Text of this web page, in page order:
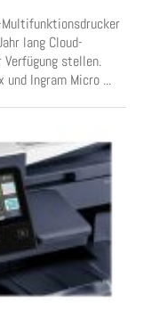
Multifunktionsdrucker
lang Cloud-
stellen.
Ingram Micro ...